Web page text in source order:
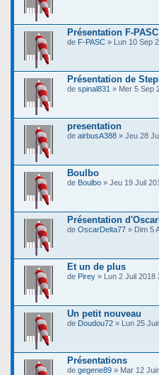
Présentation F-PASC
de F-PASC » Lun 10 Sep
Présentation de
de spinal831 » Mer 5 Sep
presentation
de airbusA388 » Jeu 28
Boulbo
de Boulbo » Jeu 19 Juil
Présentation
de OscarDelta77 » Dim 5
Et un de plus
de Pirey » Lun 2 Juil 2018
Un petit nouveau
de Doudou72 » Lun 25
Présentations
de gegene89 » Mar 12